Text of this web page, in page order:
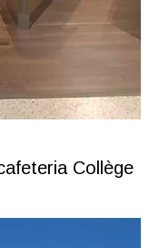
Collège